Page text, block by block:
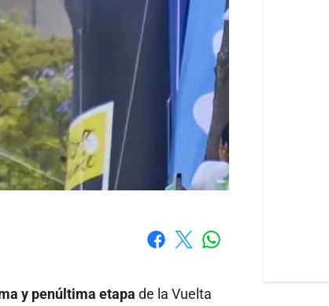
y penúltima etapa de la Vuelta